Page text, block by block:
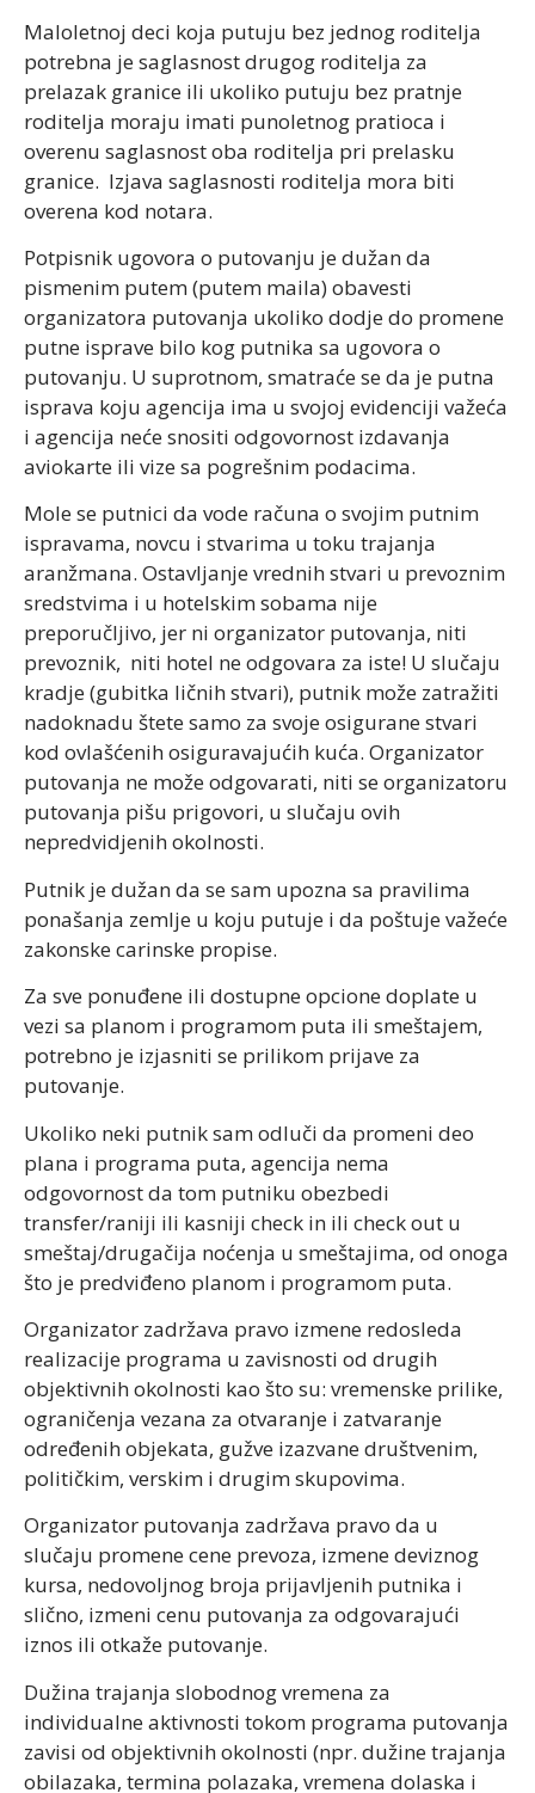
Maloletnoj deci koja putuju bez jednog roditelja
potrebna je saglasnost drugog roditelja za
prelazak granice ili ukoliko putuju bez pratnje
roditelja moraju imati punoletnog pratioca i
overenu saglasnost oba roditelja pri prelasku
granice. Izjava saglasnosti roditelja mora biti
overena kod notara.
Potpisnik ugovora o putovanju je dužan da
pismenim putem (putem maila) obavesti
organizatora putovanja ukoliko dodje do promene
putne isprave bilo kog putnika sa ugovora o
putovanju. U suprotnom, smatraće se da je putna
isprava koju agencija ima u svojoj evidenciji važeća
i agencija neće snositi odgovornost izdavanja
aviokarte ili vize sa pogrešnim podacima.
Mole se putnici da vode računa o svojim putnim
ispravama, novcu i stvarima u toku trajanja
aranžmana. Ostavljanje vrednih stvari u prevoznim
sredstvima i u hotelskim sobama nije
preporučljivo, jer ni organizator putovanja, niti
prevoznik, niti hotel ne odgovara za iste! U slučaju
kradje (gubitka ličnih stvari), putnik može zatražiti
nadoknadu štete samo za svoje osigurane stvari
kod ovlašćenih osiguravajućih kuća. Organizator
putovanja ne može odgovarati, niti se organizatoru
putovanja pišu prigovori, u slučaju ovih
nepredvidjenih okolnosti.
Putnik je dužan da se sam upozna sa pravilima
ponašanja zemlje u koju putuje i da poštuje važeće
zakonske carinske propise.
Za sve ponuđene ili dostupne opcione doplate u
vezi sa planom i programom puta ili smeštajem,
potrebno je izjasniti se prilikom prijave za
putovanje.
Ukoliko neki putnik sam odluči da promeni deo
plana i programa puta, agencija nema
odgovornost da tom putniku obezbedi
transfer/raniji ili kasniji check in ili check out u
smeštaj/drugačija noćenja u smeštajima, od onoga
što je predviđeno planom i programom puta.
Organizator zadržava pravo izmene redosleda
realizacije programa u zavisnosti od drugih
objektivnih okolnosti kao što su: vremenske prilike,
ograničenja vezana za otvaranje i zatvaranje
određenih objekata, gužve izazvane društvenim,
političkim, verskim i drugim skupovima.
Organizator putovanja zadržava pravo da u
slučaju promene cene prevoza, izmene deviznog
kursa, nedovoljnog broja prijavljenih putnika i
slično, izmeni cenu putovanja za odgovarajući
iznos ili otkaže putovanje.
Dužina trajanja slobodnog vremena za
individualne aktivnosti tokom programa putovanja
zavisi od objektivnih okolnosti (npr. dužine trajanja
obilazaka, termina polazaka, vremena dolaska i